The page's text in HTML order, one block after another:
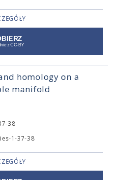
homology on a
manifold
38
1-37-38